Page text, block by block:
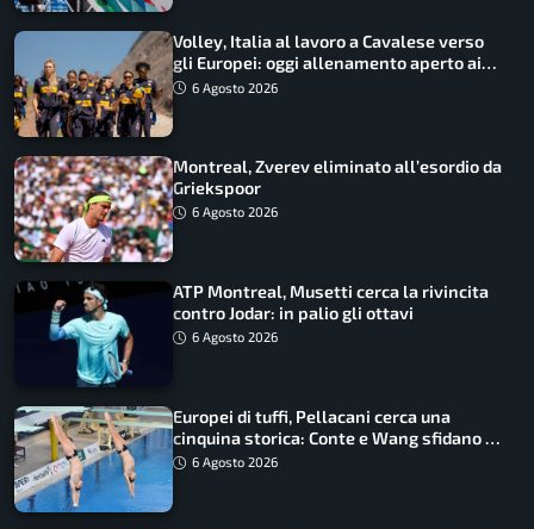
Volley, Italia al lavoro a Cavalese verso
gli Europei: oggi allenamento aperto ai
tifosi
6 Agosto 2026
Montreal, Zverev eliminato all’esordio da
Griekspoor
6 Agosto 2026
ATP Montreal, Musetti cerca la rivincita
contro Jodar: in palio gli ottavi
6 Agosto 2026
Europei di tuffi, Pellacani cerca una
cinquina storica: Conte e Wang sfidano la
piattaforma
6 Agosto 2026